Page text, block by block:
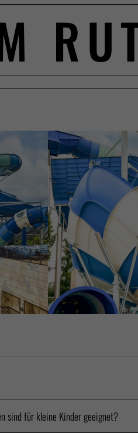
sind für kleine Kinder geeignet?